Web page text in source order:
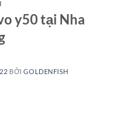
y50 tại Nha
BỞIGOLDENFISH